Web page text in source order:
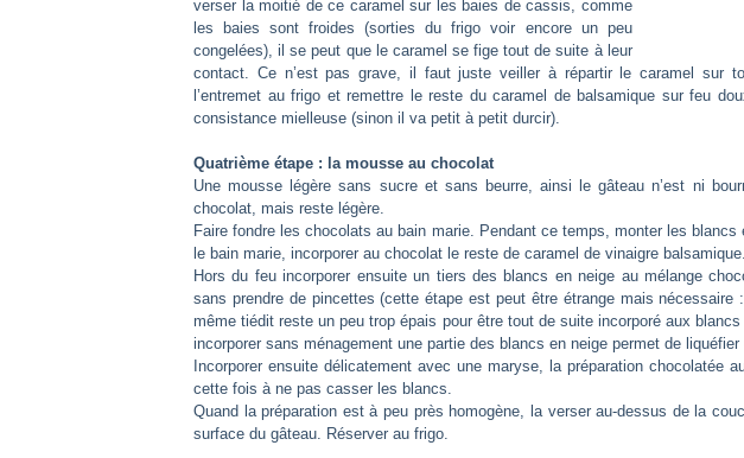
verser la moitié de ce caramel sur les baies de cassis, comme
les baies sont froides (sorties du frigo voir encore un peu
congelées), il se peut que le caramel se fige tout de suite à leur
contact. Ce n’est pas grave, il faut juste veiller à répartir le caramel sur
l’entremet au frigo et remettre le reste du caramel de balsamique sur feu
consistance mielleuse (sinon il va petit à petit durcir).
Quatrième étape : la mousse au chocolat
Une mousse légère sans sucre et sans beurre, ainsi le gâteau n’est ni
chocolat, mais reste légère.
Faire fondre les chocolats au bain marie. Pendant ce temps, monter les
le bain marie, incorporer au chocolat le reste de caramel de vinaigre
Hors du feu incorporer ensuite un tiers des blancs en neige au mélange
sans prendre de pincettes (cette étape est peut être étrange mais nécessaire
même tiédit reste un peu trop épais pour être tout de suite incorporé aux
incorporer sans ménagement une partie des blancs en neige permet de liquéfier
Incorporer ensuite délicatement avec une maryse, la préparation chocolatée
cette fois à ne pas casser les blancs.
Quand la préparation est à peu près homogène, la verser au-dessus de la
surface du gâteau. Réserver au frigo.